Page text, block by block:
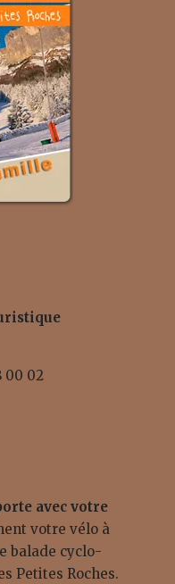
00 02
avec votre
votre vélo à
balade cyclo-
Petites Roches.